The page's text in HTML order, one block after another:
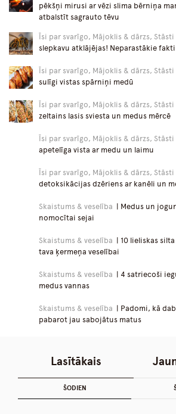
pēkšņi mirusi ar vēzi slima bērniņa
atbalstīt sagrauto tēvu
Īsi par svarīgo, Mājoklis & dārzs, Stāsti
slepkavu atklājējas! Neparastākie
Īsi par svarīgo, Mājoklis & dārzs, Stāsti
sulīgi vistas spārniņi medū
Īsi par svarīgo, Mājoklis & dārzs, Stāsti
zeltains lasis sviesta un medus mērcē
Īsi par svarīgo, Mājoklis & dārzs, Stāsti
apetelīga vista ar medu un laimu
Īsi par svarīgo, Mājoklis & dārzs, Stāsti
detoksikācijas dzēriens ar kanēli un
Skaistums & veselība | Medus un
nomocītai sejai
Skaistums & veselība | 10 lieliskas
tava ķermeņa veselībai
Skaistums & veselība | 4 satriecoši
medus vannas
Skaistums & veselība | Padomi, kā
pabarot jau sabojātus matus
Lasītākais
ŠODIEN